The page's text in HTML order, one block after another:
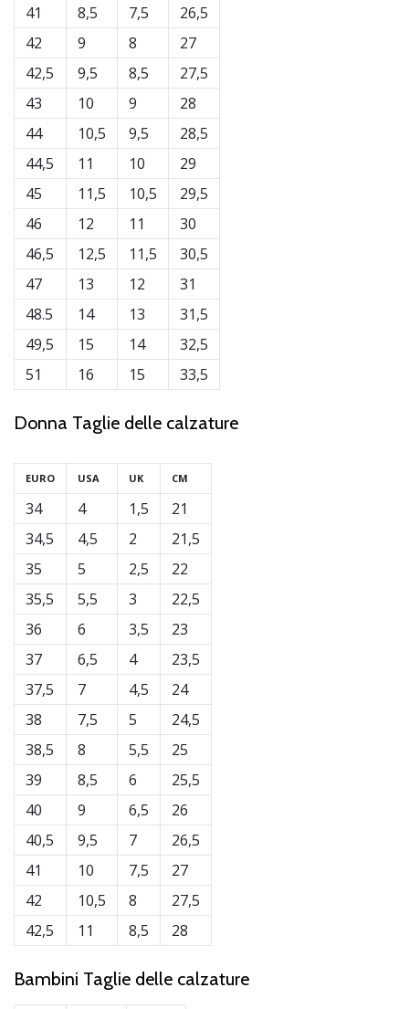
Hai
il
tuo
sito
personale,
blog,
gestisci
una
pagina
Facebook
o
un
forum
online?
Fa’
che
generino
profitto.
Unisciti
Mostra
tutti gli
articoli
41
42
42,5
43
44
44,5
45
46
46,5
47
48.5
49,5
51
8,5
9
9,5
10
10,5
11
11,5
12
12,5
13
14
15
16
7,5
8
8,5
9
9,5
10
10,5
11
11,5
12
13
14
15
26,5
27
27,5
28
28,5
29
29,5
30
30,5
31
31,5
32,5
33,5
Donna Taglie delle calzature
EURO
34
34,5
35
35,5
36
37
37,5
38
38,5
39
40
40,5
41
42
42,5
USA
4
4,5
5
5,5
6
6,5
7
7,5
8
8,5
9
9,5
10
10,5
11
UK
1,5
2
2,5
3
3,5
4
4,5
5
5,5
6
6,5
7
7,5
8
8,5
CM
21
21,5
22
22,5
23
23,5
24
24,5
25
25,5
26
26,5
27
27,5
28
Bambini Taglie delle calzature